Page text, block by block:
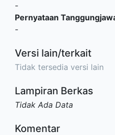
-
Pernyataan
-
Versi lain/terkait
Tidak tersedia versi lain
Lampiran Berkas
Tidak Ada Data
Komentar